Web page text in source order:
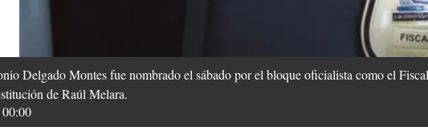
Delgado Montes fue nombrado el sábado por el bloque oficialista como el
de Raúl Melara.